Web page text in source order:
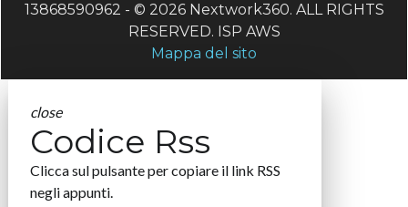
13868590962 - © 2026 Nextwork360. ALL RIGHTS
RESERVED. ISP AWS
Mappa del sito
close
Codice Rss
Clicca sul pulsante per copiare il link RSS
negli appunti.